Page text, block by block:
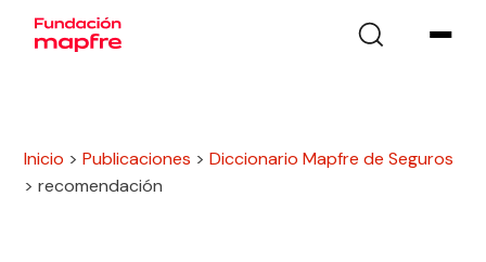
Inicio >Publicaciones >Diccionario Mapfre de Seguros
>recomendación